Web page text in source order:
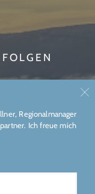
Regionalmanager
Ich freue mich